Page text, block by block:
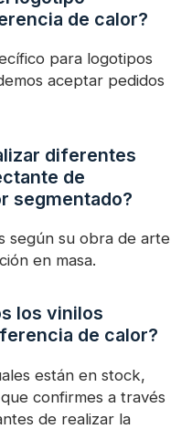
de calor?
para logotipos
aceptar pedidos
diferentes
de
segmentado?
según su obra de arte
en masa.
los vinilos
de calor?
están en stock,
confirmes a través
de realizar la